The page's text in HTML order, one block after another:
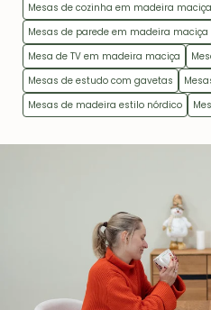
Mesas de cozinha em madeira maciça
Mesas de parede em madeira maciça
Mesa de TV em madeira maciça
Mesas de estudo com gavetas
Mesas de madeira estilo nórdico